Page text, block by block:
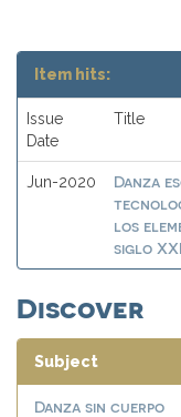
Item hits:
Issue
Date
Title
Jun-2020
Danza
los
siglo XXI
Discover
Subject
Danza sin cuerpo